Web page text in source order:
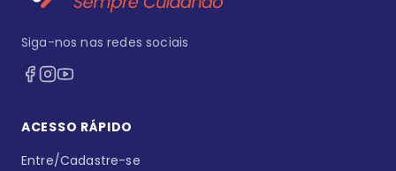
Siga-nos nas redes sociais
ACESSO RÁPIDO
Entre/Cadastre-se